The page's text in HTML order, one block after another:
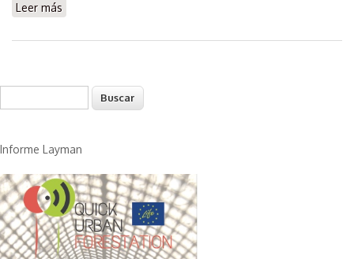
Leer más
Quick Urban Forestation
Formulario de búsqueda
Informe Layman